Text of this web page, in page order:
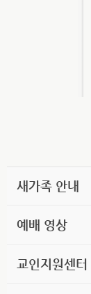
새가족 안내
예배 영상
교인지원센터